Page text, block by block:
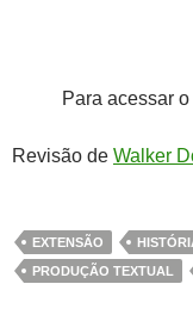
Para acessar
Revisão de Walker
EXTENSÃO
PRODUÇÃO TEXTUAL